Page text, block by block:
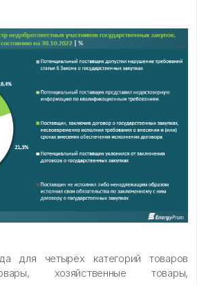
для четырёх категорий товаров
хозяйственные товары,